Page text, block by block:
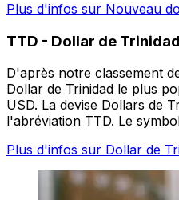
Plus d'infos sur Nouveau
TTD - Dollar de Trinidad
D'après notre classement
Dollar de Trinidad le plus
USD. La devise Dollars de
l'abréviation TTD. Le
Plus d'infos sur Dollar de